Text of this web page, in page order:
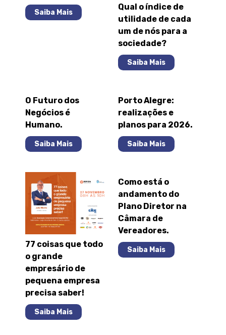
Saiba Mais
Qual o índice de
utilidade de cada
um de nós para a
sociedade?
Saiba Mais
O Futuro dos
Negócios é
Humano.
Saiba Mais
Porto Alegre:
realizações e
planos para 2026.
Saiba Mais
77 coisas que todo
o grande
empresário de
pequena empresa
precisa saber!
Saiba Mais
Como está o
andamento do
Plano Diretor na
Câmara de
Vereadores.
Saiba Mais